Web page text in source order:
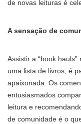
de novas leituras é
A sensação de
Assistir a “book
uma lista de livros; é
apaixonada. Os
entusiasmados
leitura e
de comunidade é o